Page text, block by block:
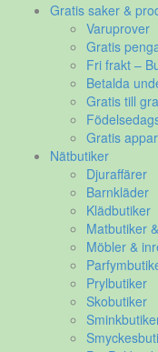
Gratis saker &
Varuprover
Gratis
Fri frakt –
Betalda
Gratis till
Gratis appar
Nätbutiker
Djuraffärer
Barnkläder
Klädbutiker
Matbutiker
Möbler &
Prylbutiker
Skobutiker